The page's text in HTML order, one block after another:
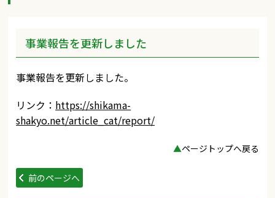
事業報告を更新しました
事業報告を更新しました。
リンク： https://shikama-
shakyo.net/article_cat/report/
▲ページトップへ戻る
前のページへ